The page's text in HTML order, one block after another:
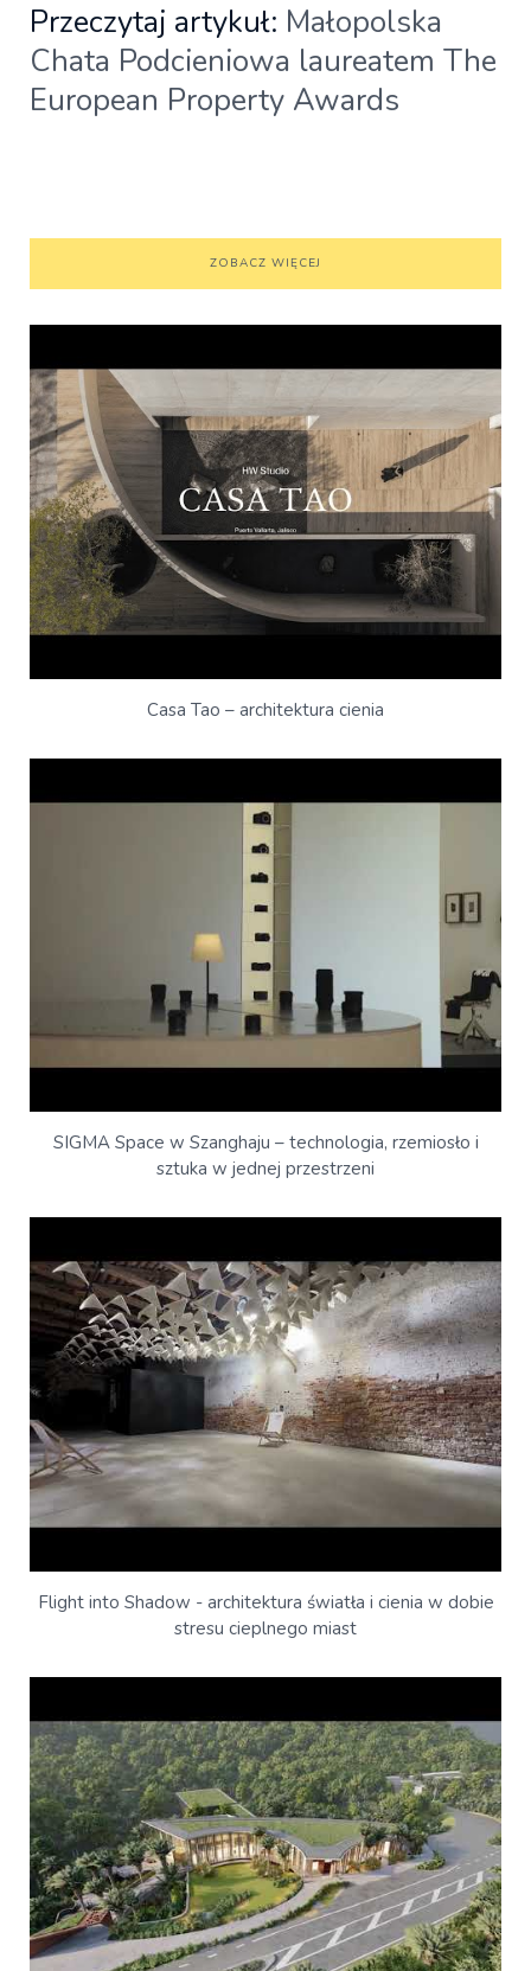
Przeczytaj artykuł: Małopolska
Chata Podcieniowa laureatem The
European Property Awards
ZOBACZ WIĘCEJ
Casa Tao – architektura cienia
SIGMA Space w Szanghaju – technologia, rzemiosło i
sztuka w jednej przestrzeni
Flight into Shadow - architektura światła i cienia w dobie
stresu cieplnego miast